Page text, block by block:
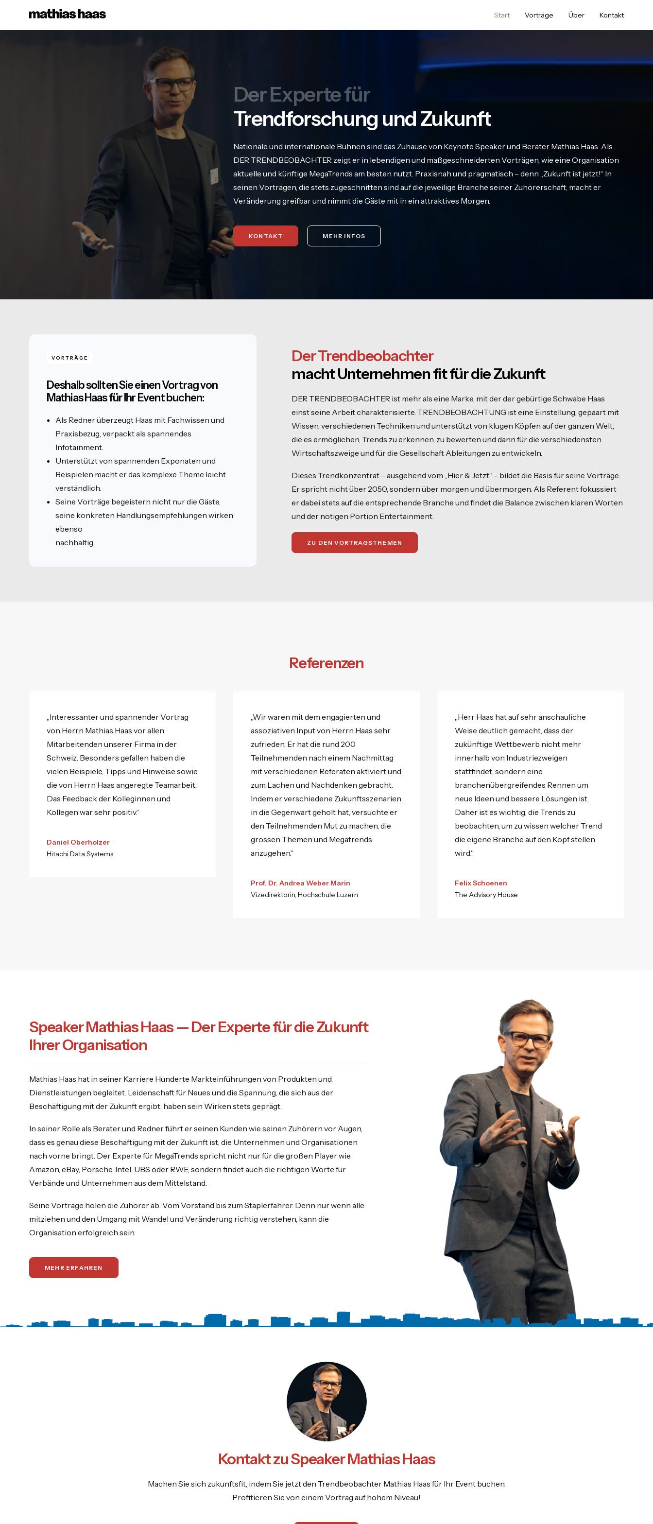
Start Vorträge Über Kontakt
Der Experte für
Trendforschung und Zukunft
Nationale und internationale Bühnen sind das Zuhause von Keynote Speaker und Berater Mathias Haas. Als
DER TRENDBEOBACHTER zeigt er in lebendigen und maßgeschneiderten Vorträgen, wie eine Organisation
aktuelle und künftige MegaTrends am besten nutzt. Praxisnah und pragmatisch – denn „Zukunft ist jetzt!“ In
seinen Vorträgen, die stets zugeschnitten sind auf die jeweilige Branche seiner Zuhörerschaft, macht er
Veränderung greifbar und nimmt die Gäste mit in ein attraktives Morgen.
KONTAKT MEHR INFOS
VORTRÄGE
Deshalb sollten Sie einen Vortrag von
Mathias Haas für Ihr Event buchen:
Als Redner überzeugt Haas mit Fachwissen und
Praxisbezug, verpackt als spannendes
Infotainment.
Unterstützt von spannenden Exponaten und
Beispielen macht er das komplexe Theme leicht
verständlich.
Seine Vorträge begeistern nicht nur die Gäste,
seine konkreten Handlungsempfehlungen wirken
ebenso
nachhaltig.
Der Trendbeobachter
macht Unternehmen fit für die Zukunft
DER TRENDBEOBACHTER ist mehr als eine Marke, mit der der gebürtige Schwabe Haas
einst seine Arbeit charakterisierte. TRENDBEOBACHTUNG ist eine Einstellung, gepaart mit
Wissen, verschiedenen Techniken und unterstützt von klugen Köpfen auf der ganzen Welt,
die es ermöglichen, Trends zu erkennen, zu bewerten und dann für die verschiedensten
Wirtschaftszweige und für die Gesellschaft Ableitungen zu entwickeln.
Dieses Trendkonzentrat – ausgehend vom „Hier & Jetzt“ – bildet die Basis für seine Vorträge.
Er spricht nicht über 2050, sondern über morgen und übermorgen. Als Referent fokussiert
er dabei stets auf die entsprechende Branche und findet die Balance zwischen klaren Worten
und der nötigen Portion Entertainment.
ZU DEN VORTRAGSTHEMEN
Referenzen
„Interessanter und spannender Vortrag
von Herrn Mathias Haas vor allen
Mitarbeitenden unserer Firma in der
Schweiz. Besonders gefallen haben die
vielen Beispiele, Tipps und Hinweise sowie
die von Herrn Haas angeregte Teamarbeit.
Das Feedback der Kolleginnen und
Kollegen war sehr positiv.“
Daniel Oberholzer
Hitachi Data Systems
„Wir waren mit dem engagierten und
assoziativen Input von Herrn Haas sehr
zufrieden. Er hat die rund 200
Teilnehmenden nach einem Nachmittag
mit verschiedenen Referaten aktiviert und
zum Lachen und Nachdenken gebracht.
Indem er verschiedene Zukunftsszenarien
in die Gegenwart geholt hat, versuchte er
den Teilnehmenden Mut zu machen, die
grossen Themen und Megatrends
anzugehen.“
Prof. Dr. Andrea Weber Marin
Vizedirektorin, Hochschule Luzern
„Herr Haas hat auf sehr anschauliche
Weise deutlich gemacht, dass der
zukünftige Wettbewerb nicht mehr
innerhalb von Industriezweigen
stattfindet, sondern eine
branchenübergreifendes Rennen um
neue Ideen und bessere Lösungen ist.
Daher ist es wichtig, die Trends zu
beobachten, um zu wissen welcher Trend
die eigene Branche auf den Kopf stellen
wird.“
Felix Schoenen
The Advisory House
Speaker Mathias Haas — Der Experte für die Zukunft
Ihrer Organisation
Mathias Haas hat in seiner Karriere Hunderte Markteinführungen von Produkten und
Dienstleistungen begleitet. Leidenschaft für Neues und die Spannung, die sich aus der
Beschäftigung mit der Zukunft ergibt, haben sein Wirken stets geprägt.
In seiner Rolle als Berater und Redner führt er seinen Kunden wie seinen Zuhörern vor Augen,
dass es genau diese Beschäftigung mit der Zukunft ist, die Unternehmen und Organisationen
nach vorne bringt. Der Experte für MegaTrends spricht nicht nur für die großen Player wie
Amazon, eBay, Porsche, Intel, UBS oder RWE, sondern findet auch die richtigen Worte für
Verbände und Unternehmen aus dem Mittelstand.
Seine Vorträge holen die Zuhörer ab: Vom Vorstand bis zum Staplerfahrer. Denn nur wenn alle
mitziehen und den Umgang mit Wandel und Veränderung richtig verstehen, kann die
Organisation erfolgreich sein.
MEHR ERFAHREN
Kontakt zu Speaker Mathias Haas
Machen Sie sich zukunftsfit, indem Sie jetzt den Trendbeobachter Mathias Haas für Ihr Event buchen.
Profitieren Sie von einem Vortrag auf hohem Niveau!